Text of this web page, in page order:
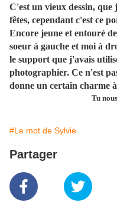
C'est un vieux dessin,
fêtes, cependant c'est ce
Encore jeune et entouré
soeur à gauche et moi à
le support que j'avais
photographier. Ce n'est
donne un certain charme
Tu
#Le mot de Sylvie
Partager